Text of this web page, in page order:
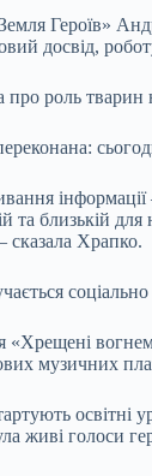
Героїв»
досвід,
роль
та близькій
сказала Храпко.
музичних
голоси